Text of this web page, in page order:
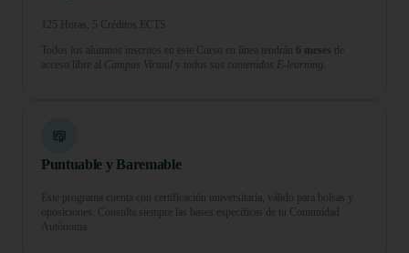
125 Horas, 5 Créditos ECTS
Todos los alumnos inscritos en este Curso en línea tendrán 6 meses de
acceso libre al Campus Virtual y todos sus contenidos E-learning.
Puntuable y Baremable
Este programa cuenta con certificación universitaria, válido para bolsas y
oposiciones. Consulta siempre las bases específicas de tu Comunidad
Autónoma.